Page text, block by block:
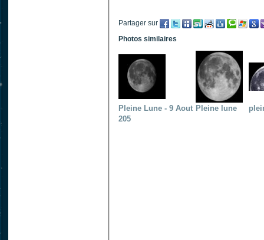
Partager sur
Photos similaires
Pleine Lune - 9 Aout
205
Pleine lune